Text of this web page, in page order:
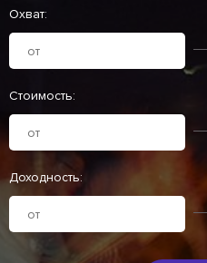
Охват:
Стоимость:
Доходность: